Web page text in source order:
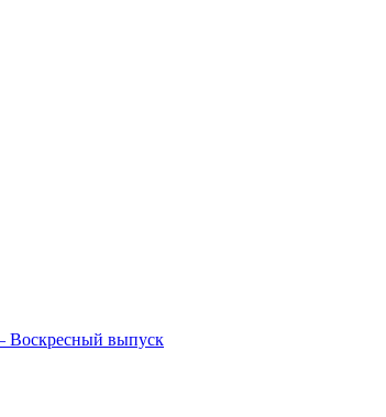
Воскресный выпуск